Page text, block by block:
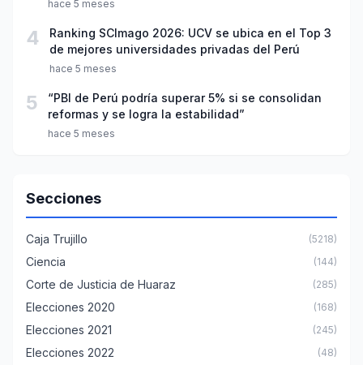
hace 5 meses
4
Ranking SCImago 2026: UCV se ubica en el Top 3
de mejores universidades privadas del Perú
hace 5 meses
5
“PBI de Perú podría superar 5% si se consolidan
reformas y se logra la estabilidad”
hace 5 meses
Secciones
Caja Trujillo (5218)
Ciencia (144)
Corte de Justicia de Huaraz (285)
Elecciones 2020 (168)
Elecciones 2021 (245)
Elecciones 2022 (48)